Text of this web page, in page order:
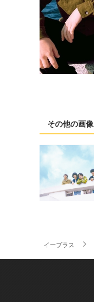
その他の画像
イープラス